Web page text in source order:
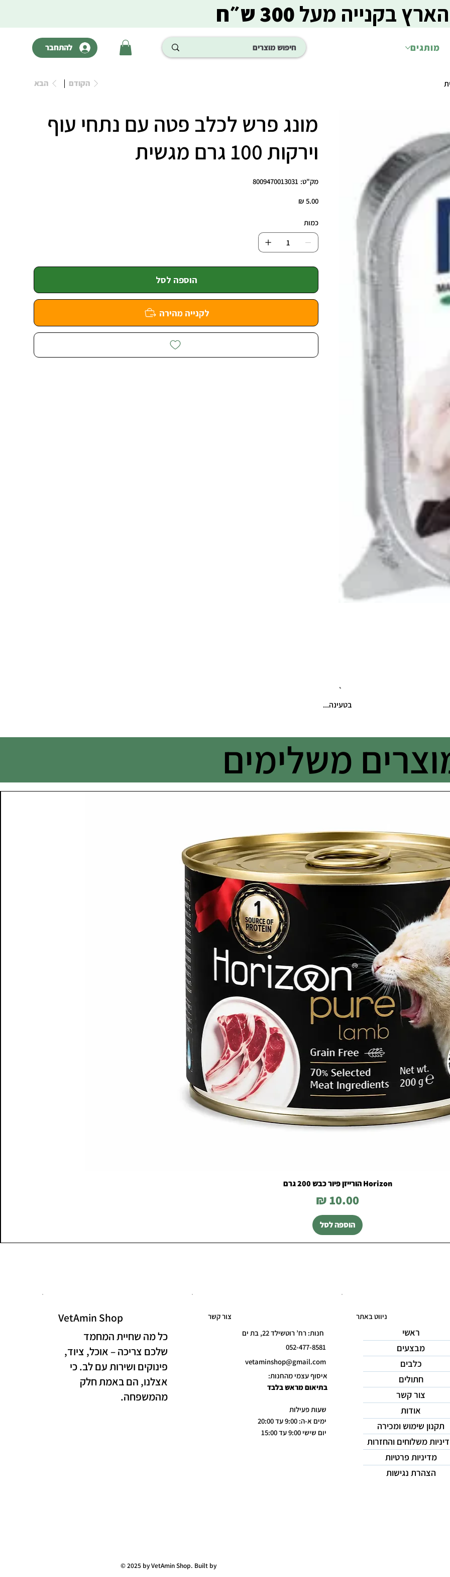
מותגים להתחבר
בקנייה מעל300 ש״ח
הקודם הבא
מונג פרש לכלב פטה עם נתחי עוף
וירקות 100 גרם מגשית
מק"ט:
מק"ט
8009470013031
8009470013031
מחיר ‏5.00 ‏₪
כמות
הוספה לסל
לקנייה מהירה
בטעינה...
משלימים
Horizon הורייזן פיור כבש 200 גרם
מחיר
הוספה לסל
VetAmin Shop
כל מה שחיית המחמד
שלכם צריכה – אוכל, ציוד,
פינוקים ושירות עם לב. כי
אצלנו, הם באמת חלק
מהמשפחה.
חנות: רח’ רוטשילד 22, בת ים
052-477-8581
vetaminshop@gmail.com
איסוף עצמי מהחנות:
בתיאום מראש בלבד
שעות פעילות
ימים א-ה: 9:00 עד 20:00
יום שישי 9:00 עד 15:00
צור קשר ניווט באתר
ראשי
מבצעים
כלבים
חתולים
צור קשר
אודות
תקנון שימוש ומכירה
משלוחים והחזרות
מדיניות פרטיות
הצהרת נגישות
© 2025 by VetAmin Shop. Built by